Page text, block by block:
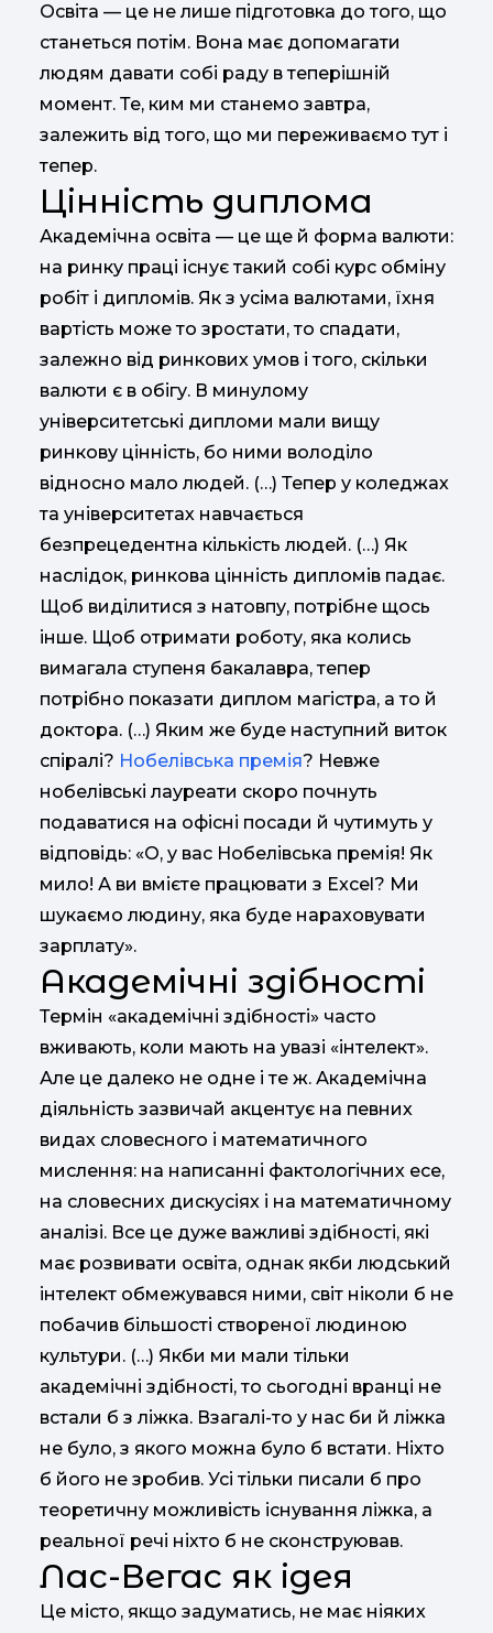
Освіта — це не лише підготовка до того, що
станеться потім. Вона має допомагати
людям давати собі раду в теперішній
момент. Те, ким ми станемо завтра,
залежить від того, що ми переживаємо тут і
тепер.
Цінність диплома
Академічна освіта — це ще й форма валюти:
на ринку праці існує такий собі курс обміну
робіт і дипломів. Як з усіма валютами, їхня
вартість може то зростати, то спадати,
залежно від ринкових умов і того, скільки
валюти є в обігу. В минулому
університетські дипломи мали вищу
ринкову цінність, бо ними володіло
відносно мало людей. (…) Тепер у коледжах
та університетах навчається
безпрецедентна кількість людей. (…) Як
наслідок, ринкова цінність дипломів падає.
Щоб виділитися з натовпу, потрібне щось
інше. Щоб отримати роботу, яка колись
вимагала ступеня бакалавра, тепер
потрібно показати диплом магістра, а то й
доктора. (…) Яким же буде наступний виток
спіралі? Нобелівська премія? Невже
нобелівські лауреати скоро почнуть
подаватися на офісні посади й чутимуть у
відповідь: «О, у вас Нобелівська премія! Як
мило! А ви вмієте працювати з Excel? Ми
шукаємо людину, яка буде нараховувати
зарплату».
Академічні здібності
Термін «академічні здібності» часто
вживають, коли мають на увазі «інтелект».
Але це далеко не одне і те ж. Академічна
діяльність зазвичай акцентує на певних
видах словесного і математичного
мислення: на написанні фактологічних есе,
на словесних дискусіях і на математичному
аналізі. Все це дуже важливі здібності, які
має розвивати освіта, однак якби людський
інтелект обмежувався ними, світ ніколи б не
побачив більшості створеної людиною
культури. (…) Якби ми мали тільки
академічні здібності, то сьогодні вранці не
встали б з ліжка. Взагалі-то у нас би й ліжка
не було, з якого можна було б встати. Ніхто
б його не зробив. Усі тільки писали б про
теоретичну можливість існування ліжка, а
реальної речі ніхто б не сконструював.
Лас-Вегас як ідея
Це місто, якщо задуматись, не має ніяких